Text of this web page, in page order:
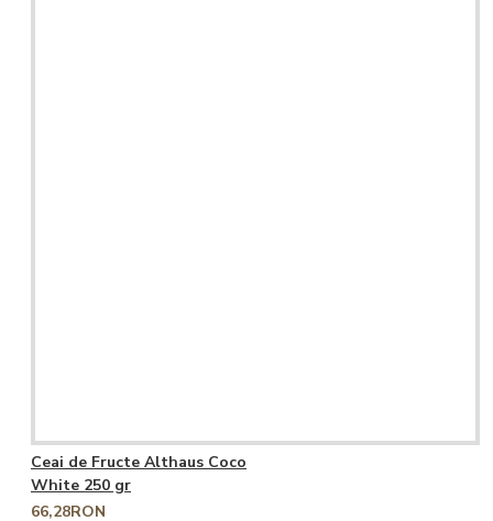
Ceai de Fructe Althaus Coco
White 250 gr
66,28RON